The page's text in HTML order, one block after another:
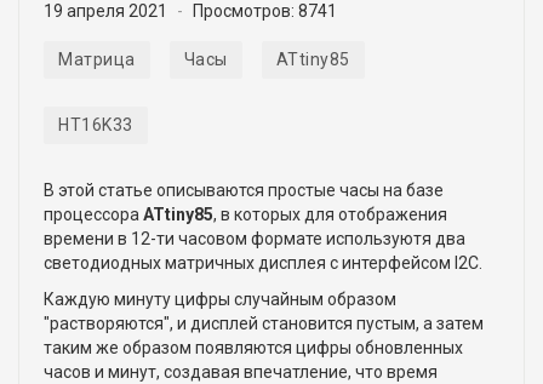
19 апреля 2021 Просмотров: 8741
Матрица Часы ATtiny85
HT16K33
В этой статье описываются простые часы на базе
процессораATtiny85, в которых для отображения
времени в 12-ти часовом формате используютя два
светодиодных матричных дисплея с интерфейсом I2C.
Каждую минуту цифры случайным образом
"растворяются", и дисплей становится пустым, а затем
таким же образом появляются цифры обновленных
часов и минут, создавая впечатление, что время